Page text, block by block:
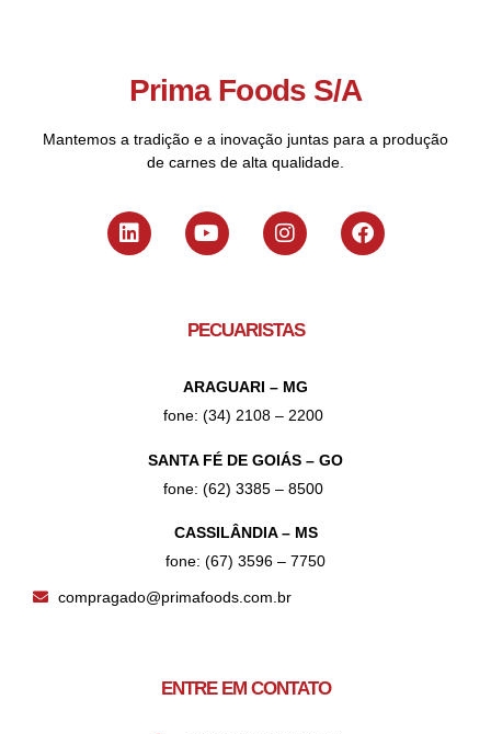
Prima Foods S/A
Mantemos a tradição e a inovação juntas para a produção
de carnes de alta qualidade.
PECUARISTAS
ARAGUARI – MG
fone: (34) 2108 – 2200
SANTA FÉ DE GOIÁS – GO
fone: (62) 3385 – 8500
CASSILÂNDIA – MS
fone: (67) 3596 – 7750
compragado@primafoods.com.br
ENTRE EM CONTATO